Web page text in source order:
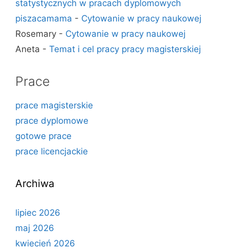
statystycznych w pracach dyplomowych
piszacamama - Cytowanie w pracy naukowej
Rosemary - Cytowanie w pracy naukowej
Aneta - Temat i cel pracy pracy magisterskiej
Prace
prace magisterskie
prace dyplomowe
gotowe prace
prace licencjackie
Archiwa
lipiec 2026
maj 2026
kwiecień 2026